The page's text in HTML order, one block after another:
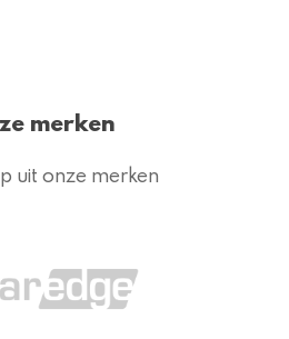
merken
uit onze merken